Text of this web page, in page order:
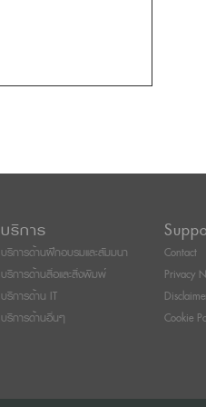
บริการ
บริการด้านฝึกอบรมและสัมมนา
บริการด้านสื่อและสิ่งพิมพ์
บริการด้าน IT
บริการด้านอื่นๆ
Contact
Privacy
Cookie